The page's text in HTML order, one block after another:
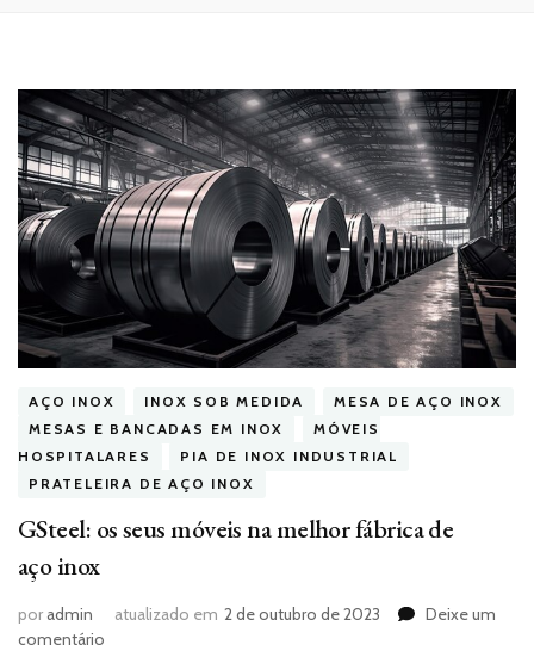
AÇO INOX INOX SOB MEDIDA
MESA DE AÇO INOX
MESAS E BANCADAS EM INOX
MÓVEIS
HOSPITALARES
PIA DE INOX INDUSTRIAL
PRATELEIRA DE AÇO INOX
GSteel: os seus móveis na melhor fábrica de
aço inox
poradmin atualizado em 2 de outubro de 2023
Deixe um
comentário